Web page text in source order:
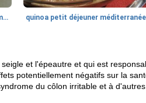
patates douces rôties au miel / kumara quinoa petit déjeuner
et l'épeautre et qui est
potentiellement négatifs sur la
du côlon irritable et à